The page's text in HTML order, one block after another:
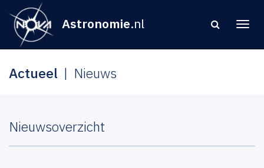
Astronomie.nl
Actueel Nieuws
Nieuwsoverzicht